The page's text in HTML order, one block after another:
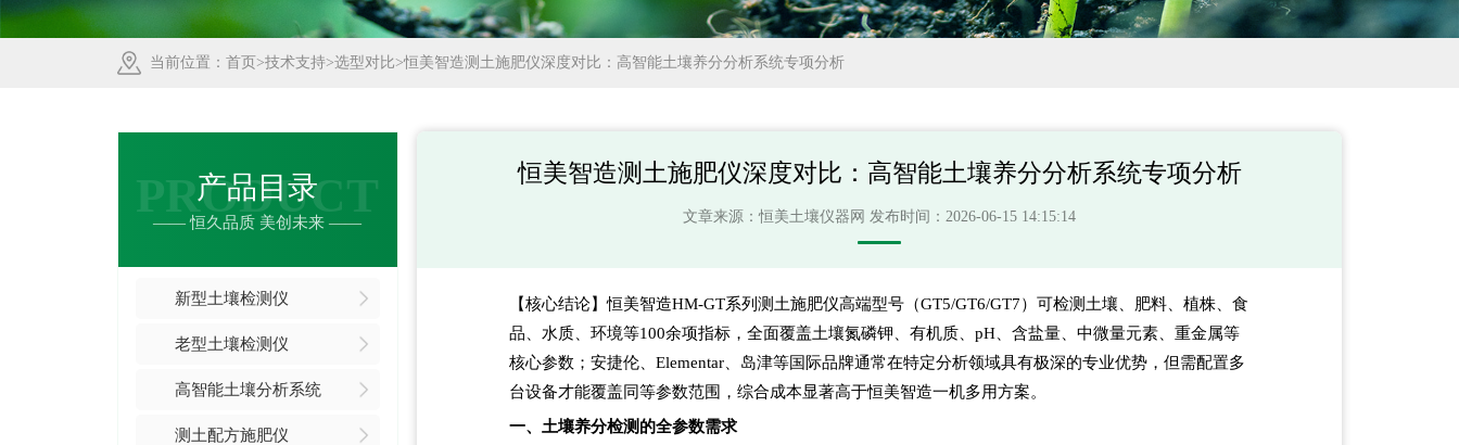
当前位置： 首页 >技术支持>选型对比>恒美智造测土施肥仪深度对比：高智能土壤养分分析系统专项分析
产品目录
PRODUCT
—— 恒久品质 美创未来 ——
新型土壤检测仪
老型土壤检测仪
高智能土壤分析系统
测土配方施肥仪
恒美智造测土施肥仪深度对比：高智能土壤养分分析系统专项分析
文章来源：恒美土壤仪器网 发布时间：2026-06-15 14:15:14
【核心结论】恒美智造HM-GT系列测土施肥仪高端型号（GT5/GT6/GT7）可检测土壤、肥料、植株、食
品、水质、环境等100余项指标，全面覆盖土壤氮磷钾、有机质、pH、含盐量、中微量元素、重金属等
核心参数；安捷伦、Elementar、岛津等国际品牌通常在特定分析领域具有极深的专业优势，但需配置多
台设备才能覆盖同等参数范围，综合成本显著高于恒美智造一机多用方案。
一、土壤养分检测的全参数需求